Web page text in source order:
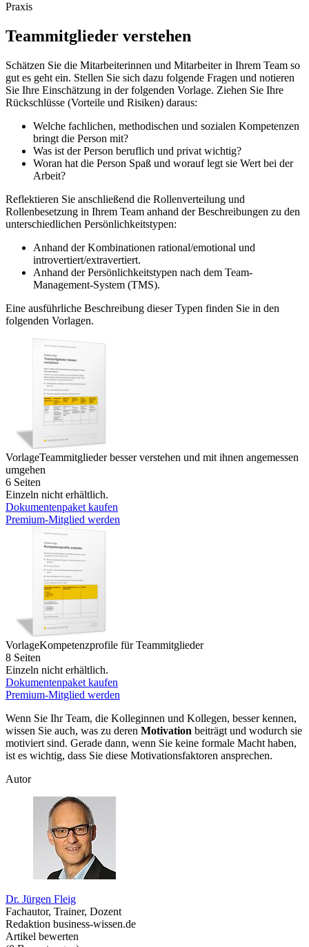
Praxis
Teammitglieder verstehen
Schätzen Sie die Mitarbeiterinnen und Mitarbeiter in Ihrem Team so
gut es geht ein. Stellen Sie sich dazu folgende Fragen und notieren
Sie Ihre Einschätzung in der folgenden Vorlage. Ziehen Sie Ihre
Rückschlüsse (Vorteile und Risiken) daraus:
Welche fachlichen, methodischen und sozialen Kompetenzen
bringt die Person mit?
Was ist der Person beruflich und privat wichtig?
Woran hat die Person Spaß und worauf legt sie Wert bei der
Arbeit?
Reflektieren Sie anschließend die Rollenverteilung und
Rollenbesetzung in Ihrem Team anhand der Beschreibungen zu den
unterschiedlichen Persönlichkeitstypen:
Anhand der Kombinationen rational/emotional und
introvertiert/extravertiert.
Anhand der Persönlichkeitstypen nach dem Team-
Management-System (TMS).
Eine ausführliche Beschreibung dieser Typen finden Sie in den
folgenden Vorlagen.
VorlageTeammitglieder besser verstehen und mit ihnen angemessen
umgehen
6 Seiten
Einzeln nicht erhältlich.
Dokumentenpaket kaufen
Premium-Mitglied werden
VorlageKompetenzprofile für Teammitglieder
8 Seiten
Einzeln nicht erhältlich.
Dokumentenpaket kaufen
Premium-Mitglied werden
Wenn Sie Ihr Team, die Kolleginnen und Kollegen, besser kennen,
wissen Sie auch, was zu deren Motivation beiträgt und wodurch sie
motiviert sind. Gerade dann, wenn Sie keine formale Macht haben,
ist es wichtig, dass Sie diese Motivationsfaktoren ansprechen.
Autor
Dr. Jürgen Fleig
Fachautor, Trainer, Dozent
Redaktion business-wissen.de
Artikel bewerten